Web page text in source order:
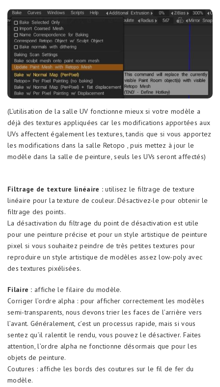
(L’utilisation de la salle UV fonctionne mieux si votre modèle a
déjà des textures appliquées car les modifications apportées aux
UVs affectent également les textures, tandis que si vous apportez
les modifications dans la salle Retopo , puis mettez à jour le
modèle dans la salle de peinture, seuls les UVs seront affectés)
Filtrage de texture linéaire : utilisez le filtrage de texture
linéaire pour la texture de couleur. Désactivez-le pour obtenir le
filtrage des points.
La désactivation du filtrage du point de désactivation est utile
pour une peinture précise et pour un style artistique de peinture
pixel si vous souhaitez peindre de très petites textures pour
reproduire un style artistique de modèles assez low-poly avec
des textures pixélisées.
Filaire : affiche le filaire du modèle.
Corriger l’ordre alpha : pour afficher correctement les modèles
semi-transparents, nous devons trier les faces de l’arrière vers
l’avant. Généralement, c’est un processus rapide, mais si vous
sentez qu’il ralentit le rendu, vous pouvez le désactiver. Faites
attention, l’ordre alpha ne fonctionne désormais que pour les
objets de peinture.
Coutures : affiche les bords des coutures sur le fil de fer du
modèle.